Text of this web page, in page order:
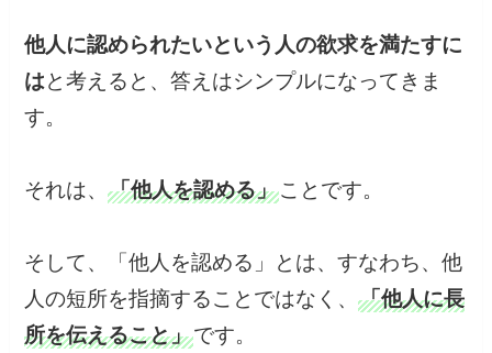
他人に認められたいという人の欲求を満たすに
はと考えると、答えはシンプルになってきま
す。
それは、「他人を認める」ことです。
そして、「他人を認める」とは、すなわち、他
人の短所を指摘することではなく、「他人に長
所を伝えること」です。